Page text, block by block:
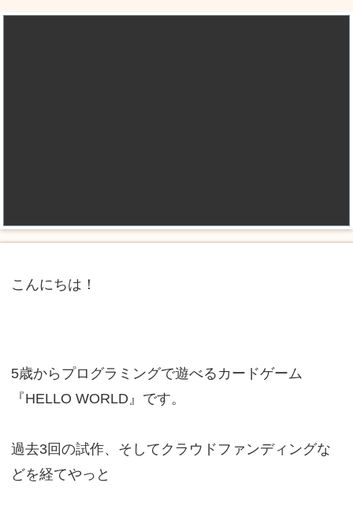
こんにちは！
5歳からプログラミングで遊べるカードゲーム
『HELLO WORLD』です。
過去3回の試作、そしてクラウドファンディングな
どを経てやっと